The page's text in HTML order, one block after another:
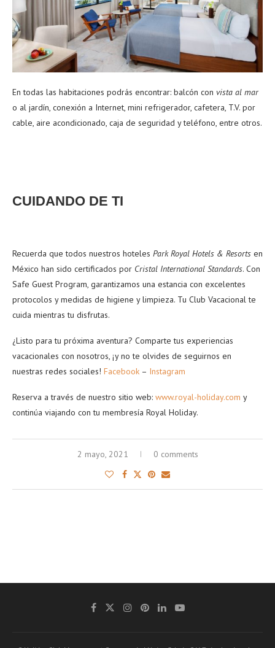
En todas las habitaciones podrás encontrar: balcón con vista al mar
o al jardín, conexión a Internet, mini refrigerador, cafetera, T.V. por
cable, aire acondicionado, caja de seguridad y teléfono, entre otros.
CUIDANDO DE TI
Recuerda que todos nuestros hoteles Park Royal Hotels & Resorts en
México han sido certificados por Cristal International Standards. Con
Safe Guest Program, garantizamos una estancia con excelentes
protocolos y medidas de higiene y limpieza. Tu Club Vacacional te
cuida mientras tu disfrutas.
¿Listo para tu próxima aventura? Comparte tus experiencias
vacacionales con nosotros, ¡y no te olvides de seguirnos en
nuestras redes sociales! Facebook – Instagram
Reserva a través de nuestro sitio web: www.royal-holiday.com y
continúa viajando con tu membresía Royal Holiday.
2 mayo, 2021 0 comments